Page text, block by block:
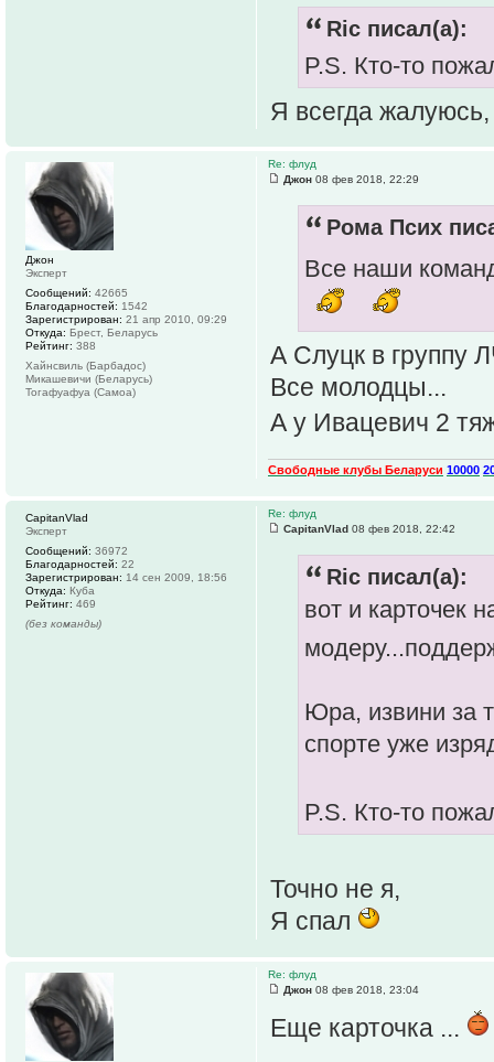
Ric писал(а):
P.S. Кто-то
Я всегда
Re: флуд
Джон 08 фев 2018, 22:29
Рома Псих
Все наши
А Слуцк в группу
Все молодцы...
А у Ивацевич 2
Свободные клубы Беларуси 10000
Джон
Эксперт
Сообщений: 42665
Благодарностей: 1542
Зарегистрирован: 21 апр 2010, 09:29
Откуда: Брест, Беларусь
Рейтинг: 388
Хайнсвиль (Барбадос)
Микашевичи (Беларусь)
Тогафуафуа (Самоа)
Re: флуд
CapitanVlad 08 фев 2018, 22:42
Ric писал(а):
вот и карточек
Юра, извини за
спорте уже
P.S. Кто-то
Точно не я,
Я спал
CapitanVlad
Эксперт
Сообщений: 36972
Благодарностей: 22
Зарегистрирован: 14 сен 2009, 18:56
Откуда: Куба
Рейтинг: 469
(без команды)
Re: флуд
Джон 08 фев 2018, 23:04
Еще карточка ...